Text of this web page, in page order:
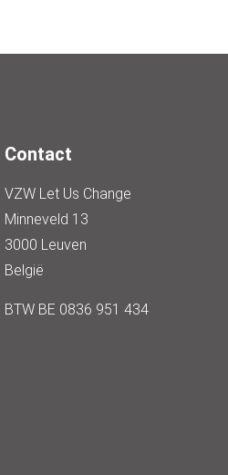
Contact
VZW Let Us Change
Minneveld 13
3000 Leuven
België
BTW BE 0836 951 434